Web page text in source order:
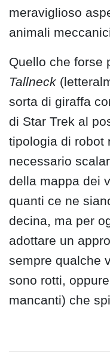
meraviglioso
animali
Quello che forse
Tallneck
sorta di giraffa
di Star Trek al
tipologia di robot
necessario
della mappa dei
quanti ce ne
decina, ma per
adottare un
sempre qualche
sono rotti,
mancanti) che